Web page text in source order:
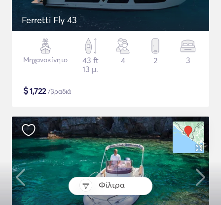
Φίλτρα
Ferretti Fly 43
Μηχανοκίνητο
43 ft
13 μ.
4 2 3
$1,722/βραδιά